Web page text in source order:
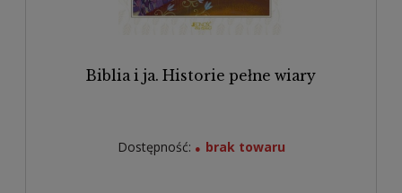
Biblia i ja. Historie pełne wiary
Dostępność: brak towaru